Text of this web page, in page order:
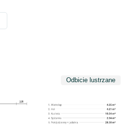
Odbicie lustrzane